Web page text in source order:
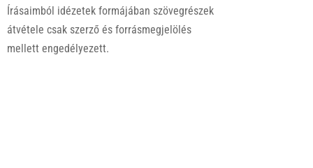
Írásaimból idézetek formájában szövegrészek
átvétele csak szerző és forrásmegjelölés
mellett engedélyezett.